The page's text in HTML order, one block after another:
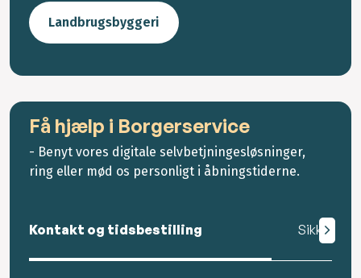
Landbrugsbyggeri
Få hjælp i Borgerservice
- Benyt vores digitale selvbetjningesløsninger,
ring eller mød os personligt i åbningstiderne.
Kontakt og tidsbestilling Sikker mail